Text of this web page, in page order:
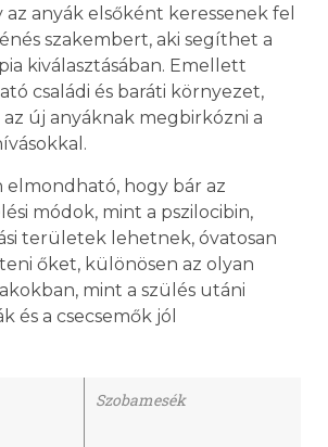
az anyák elsőként keressenek fel
szakembert, aki segíthet a
kiválasztásában. Emellett
családi és baráti környezet,
új anyáknak megbirkózni a
elmondható, hogy bár az
módok, mint a pszilocibin,
területek lehetnek, óvatosan
őket, különösen az olyan
mint a szülés utáni
és a csecsemők jól
Szobamesék